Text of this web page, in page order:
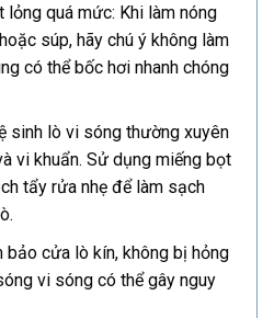
lỏng quá mức: Khi làm nóng
súp, hãy chú ý không làm
có thể bốc hơi nhanh chóng
sinh lò vi sóng thường xuyên
vi khuẩn. Sử dụng miếng bọt
tẩy rửa nhẹ để làm sạch
bảo cửa lò kín, không bị hỏng
vi sóng có thể gây nguy